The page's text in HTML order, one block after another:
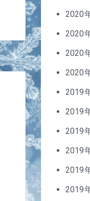
2020
2020
2020
2020
2019
2019
2019
2019
2019
2019